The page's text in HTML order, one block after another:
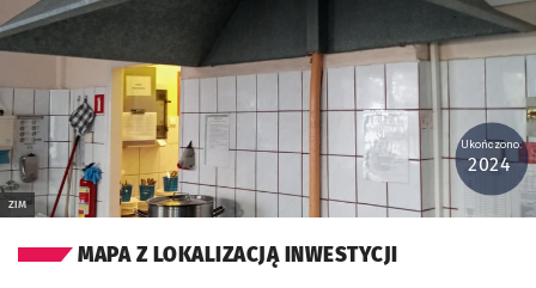
ZIM
Ukończono:
2024
MAPA Z LOKALIZACJĄ INWESTYCJI